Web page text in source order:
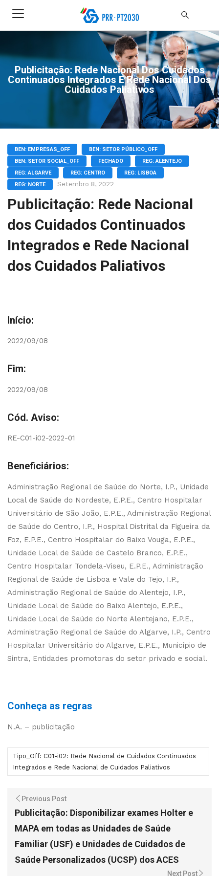
Publicitação: Rede Nacional Dos Cuidados
Continuados Integrados E Rede Nacional Dos
Cuidados Paliativos
BEN: EMPRESAS_OFF
BEN: SETOR PÚBLICO_OFF
BEN: SETOR SOCIAL_OFF
FECHADO
REG: ALENTEJO
REG: ALGARVE
REG: CENTRO
REG: LISBOA
REG: NORTE
Setembro 8, 2022
Publicitação: Rede Nacional
dos Cuidados Continuados
Integrados e Rede Nacional
dos Cuidados Paliativos
Início:
2022/09/08
Fim:
2022/09/08
Cód. Aviso:
RE-C01-i02-2022-01
Beneficiários:
Administração Regional de Saúde do Norte, I.P., Unidade
Local de Saúde do Nordeste, E.P.E., Centro Hospitalar
Universitário de São João, E.P.E., Administração Regional
de Saúde do Centro, I.P., Hospital Distrital da Figueira da
Foz, E.P.E., Centro Hospitalar do Baixo Vouga, E.P.E.,
Unidade Local de Saúde de Castelo Branco, E.P.E.,
Centro Hospitalar Tondela-Viseu, E.P.E., Administração
Regional de Saúde de Lisboa e Vale do Tejo, I.P.,
Administração Regional de Saúde do Alentejo, I.P.,
Unidade Local de Saúde do Baixo Alentejo, E.P.E.,
Unidade Local de Saúde do Norte Alentejano, E.P.E.,
Administração Regional de Saúde do Algarve, I.P., Centro
Hospitalar Universitário do Algarve, E.P.E., Município de
Sintra, Entidades promotoras do setor privado e social.
Conheça as regras
N.A. – publicitação
Tipo_Off: C01-i02: Rede Nacional de Cuidados Continuados
Integrados e Rede Nacional de Cuidados Paliativos
Previous Post
Publicitação: Disponibilizar exames Holter e
MAPA em todas as Unidades de Saúde
Familiar (USF) e Unidades de Cuidados de
Saúde Personalizados (UCSP) dos ACES
Next Post